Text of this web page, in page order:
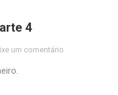
4
um comentário